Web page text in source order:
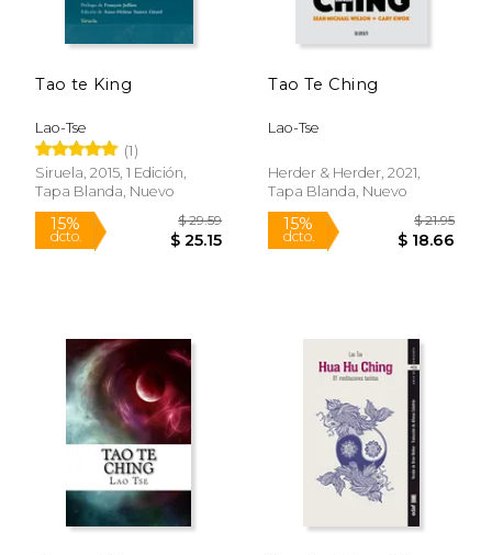
50% $ 30.02 15%
Tao te King
Lao-Tse
(1)
Siruela, 2015, 1 Edición,
Tapa Blanda, Nuevo
Tao Te Ching
Lao-Tse
Herder & Herder, 2021,
Tapa Blanda, Nuevo